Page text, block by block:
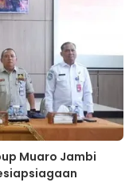
Muaro Jambi